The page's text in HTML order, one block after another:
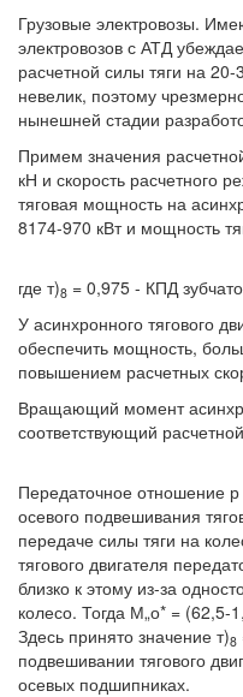
Грузовые электровозы.
электровозов с АТД
расчетной силы тяги на
невелик, поэтому
нынешней стадии
Примем значения
кН и скорость расчетного
тяговая мощность на
8174-970 кВт и мощность
где т)8 = 0,975 - КПД
У асинхронного тягового
обеспечить мощность,
повышением расчетных
Вращающий момент
соответствующий
Передаточное отношение
осевого подвешивания
передаче силы тяги на
тягового двигателя
близко к этому из-за
колесо. Тогда М„о* =
Здесь принято значение т)8
подвешивании тягового
осевых подшипниках.